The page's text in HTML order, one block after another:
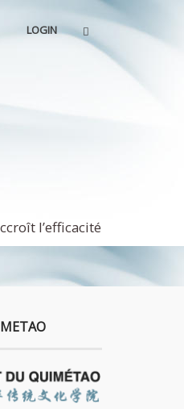
LOGIN
l’efficacité